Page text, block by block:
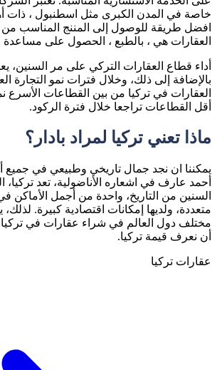
خاصة في المدن الكبرى مثل اسطنبول ، ذات
افضل طريقة للوصول إلى المننج المناسب من
العقارات هي ، بالطبع ، الحصول على
أداء قطاع العقارات التركي على مر السنين،
بالإضافة إلى ذلك، وخلال فترات نمو التجارة
العقارات في تركيا من بين القطاعات الأسرع
أقل القطاعات تراجعا خلال فترة الركود.
ماذا تعني تركيا لمراد بادار؟
يمكننا ان نجد جمال تاريخي وطبيعي في جميع
أحمد عارف في اشعاره الأناضولية، تعد تركيا،
السنين من التاريخ، واحدة من أجمل الأماكن
متعددة، ولديها إمكانات اقتصادية كبيرة.
مختلف دول العالم في شراء عقارات في تركيا.
أن نعرف قيمة تركيا.
عقارات تركيا